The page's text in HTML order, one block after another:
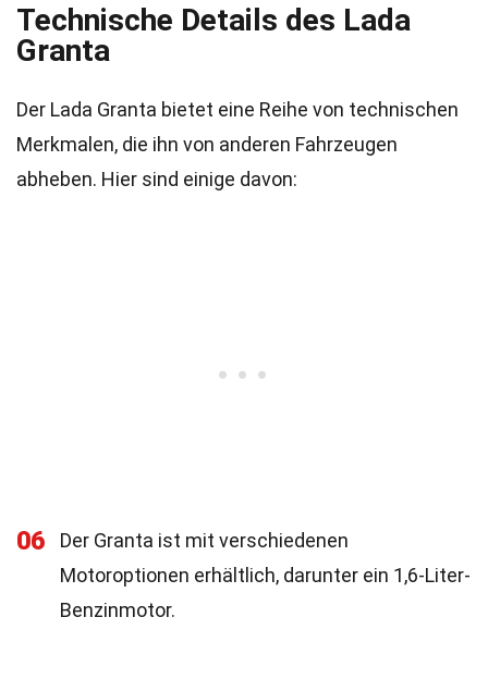
Technische Details des Lada
Granta
Der Lada Granta bietet eine Reihe von technischen
Merkmalen, die ihn von anderen Fahrzeugen
abheben. Hier sind einige davon:
06
Der Granta ist mit verschiedenen
Motoroptionen erhältlich, darunter ein 1,6-Liter-
Benzinmotor.